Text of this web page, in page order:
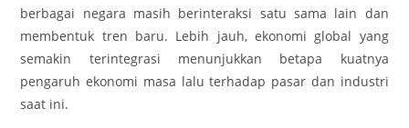
berbagai negara masih berinteraksi satu sama lain dan
membentuk tren baru. Lebih jauh, ekonomi global yang
semakin terintegrasi menunjukkan betapa kuatnya
pengaruh ekonomi masa lalu terhadap pasar dan industri
saat ini.